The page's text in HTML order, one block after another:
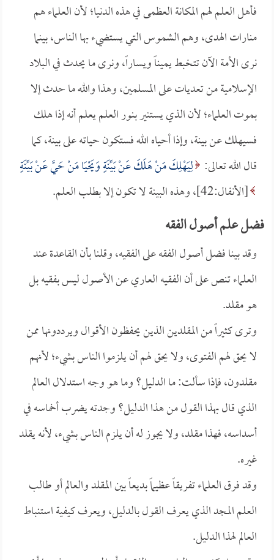
فأهل العلم لهم المكانة العظمى في هذه الدنيا؛ لأن العلماء هم
منارات الهدى، وهم الشموس التي يستضيء بها الناس، بينما
نرى الأمة الآن تتخبط يميناً ويساراً، ونرى ما يحدث في البلاد
الإسلامية من تعديات على المسلمين، وهذا والله ما حدث إلا
بموت العلماء؛ لأن الذي يستنير بنور العلم يعلم أنه إذا هلك
فسيهلك عن بينة، وإذا أحياه الله فستكون حياته على بينة، كما
قال الله تعالى: لِيَهْلِكَ مَنْ هَلَكَ عَنْ بَيِّنَةٍ وَيَحْيَا مَنْ حَيَّ عَنْ بَيِّنَةٍ
[الأنفال:42]، وهذه البينة لا تكون إلا بطلب العلم.
فضل علم أصول الفقه
وقد بينا فضل أصول الفقه على الفقيه، وقلنا بأن القاعدة عند
العلماء تنص على أن الفقيه العاري عن الأصول ليس بفقيه بل
هو مقلد.
وترى كثيراً من المقلدين الذين يحفظون الأقوال ويرددونها ممن
لا يحق لهم الفتوى، ولا يحق لهم أن يلزموا الناس بشيء؛ لأنهم
مقلدون، فإذا سألت: ما الدليل؟ وما هو وجه استدلال العالم
الذي قال بهذا القول من هذا الدليل؟ وجدته يضرب أخماسه في
أسداسه، فهذا مقلد، ولا يجوز له أن يلزم الناس بشيء، لأنه يقلد
غيره.
وقد فرق العلماء تفريقاً عظيماً بديعاً بين المقلد والعالم أو طالب
العلم المجد الذي يعرف القول بالدليل، ويعرف كيفية استنباط
العالم لهذا الدليل.